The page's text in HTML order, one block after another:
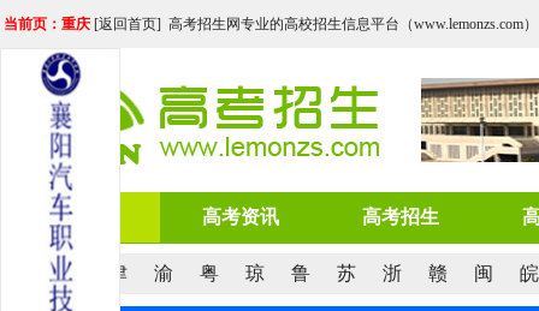
当前页：重庆 [返回首页] 高考招生网专业的高校招生信息平台（www.lemonzs.com）
网站首页 高考资讯 高考招生
沪 津 渝 粤 琼 鲁 苏 浙 赣 闽 皖